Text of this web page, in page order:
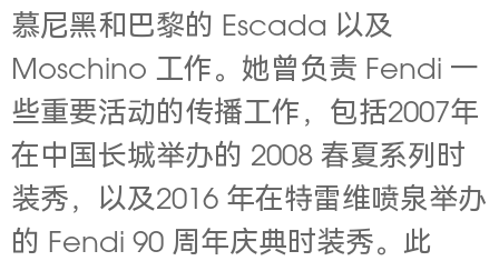
慕尼黑和巴黎的 Escada 以及
Moschino 工作。她曾负责 Fendi 一
些重要活动的传播工作，包括2007年
在中国长城举办的 2008 春夏系列时
装秀，以及2016 年在特雷维喷泉举办
的 Fendi 90 周年庆典时装秀。此